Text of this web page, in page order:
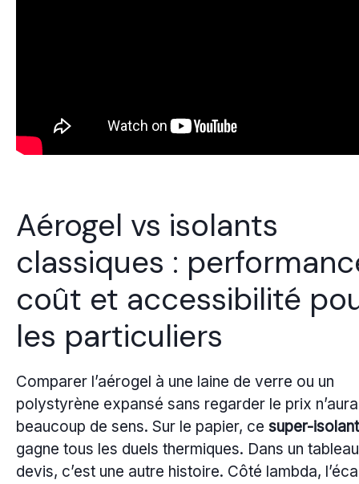
Aérogel vs isolants
classiques :
coût et accessibilité
les particuliers
Comparer l’aérogel à une laine de verre ou un
polystyrène expansé sans regarder le prix
beaucoup de sens. Sur le papier, ce super-isolant
gagne tous les duels thermiques. Dans un
devis, c’est une autre histoire. Côté lambda,